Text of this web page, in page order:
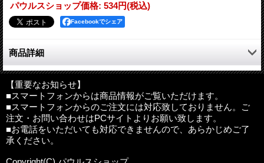
パウルスショップ価格: 534円(税込)
Facebookでシェア
商品詳細
東京の浅草、神田、大森、本所のカトリック教会で50年余りの
司祭生活を送るベテラン神父が披露する教会裏話。
私の司祭生活は、1939（昭和14）年3月21日の叙階式の日から
始まりました。東京教区のカテドラル、戦災で全焼してしまった
美しい聖堂での叙階式は、50年たっても忘れることのできない懐
かしい思い出です。東京教区の3人とサレジオ会の2人が、ペト
ロ・土井辰雄大司教の司式で叙階されたのです。5人のうち2人は
既に神に召されて帰天しましたが、3人は元気で金祝を迎えるこ
【重要なお知らせ】
■スマートフォンからは商品情報がご覧いただけます。
■スマートフォンからのご注文には対応致しておりません。ご
注文・お問い合わせはPCサイトよりお願い致します。
■お電話をいただいても対応できませんので、あらかじめご了
承ください。